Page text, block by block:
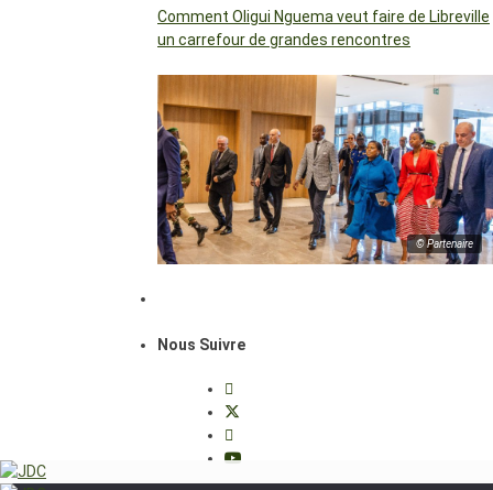
Comment Oligui Nguema veut faire de Libreville
un carrefour de grandes rencontres
© Partenaire
Nous Suivre